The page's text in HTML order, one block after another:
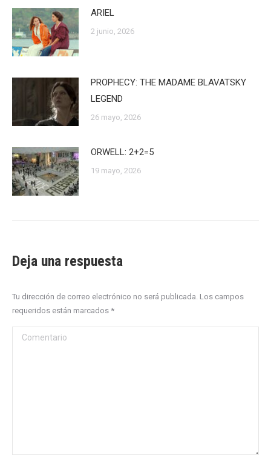
ARIEL
2 junio, 2026
PROPHECY: THE MADAME BLAVATSKY
LEGEND
26 mayo, 2026
ORWELL: 2+2=5
19 mayo, 2026
Deja una respuesta
Tu dirección de correo electrónico no será publicada. Los campos
requeridos están marcados *
Comentario